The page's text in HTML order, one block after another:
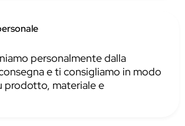
personalmente dalla
e ti consigliamo in modo
prodotto, materiale e